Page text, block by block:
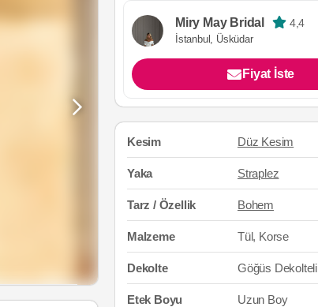
Miry May Bridal 4,4
İstanbul, Üsküdar
Fiyat İste
Kesim Düz Kesim
Yaka Straplez
Tarz / Özellik Bohem
Malzeme Tül, Korse
Dekolte Göğüs Dekolteli
Etek Boyu Uzun Boy